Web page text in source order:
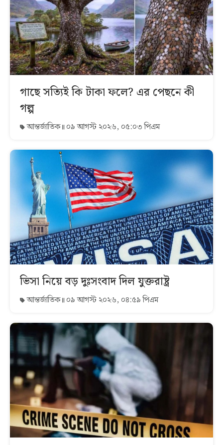
গাছে সত্যিই কি টাকা ফলে? এর পেছনে কী
গল্প
আন্তর্জাতিক ০৯ আগস্ট ২০২৬, ০৫:০৩ পিএম
ভিসা নিয়ে বড় দুঃসংবাদ দিল যুক্তরাষ্ট্র
আন্তর্জাতিক ০৯ আগস্ট ২০২৬, ০৪:৫৯ পিএম